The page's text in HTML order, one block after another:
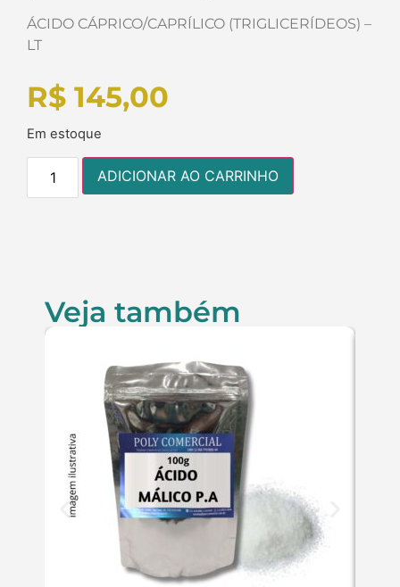
ÁCIDO CÁPRICO/CAPRÍLICO (TRIGLICERÍDEOS) –
LT
R$ 145,00
Em estoque
ADICIONAR AO CARRINHO
Veja também